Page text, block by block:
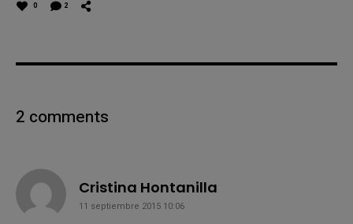
0 2
2 comments
Cristina Hontanilla
11 septiembre 2015 10:06